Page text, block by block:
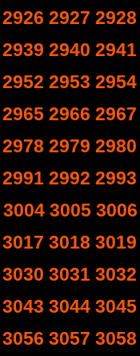
2926 2927 2928
2939 2940 2941
2952 2953 2954
2965 2966 2967
2978 2979 2980
2991 2992 2993
3004 3005 3006
3017 3018 3019
3030 3031 3032
3043 3044 3045
3056 3057 3058